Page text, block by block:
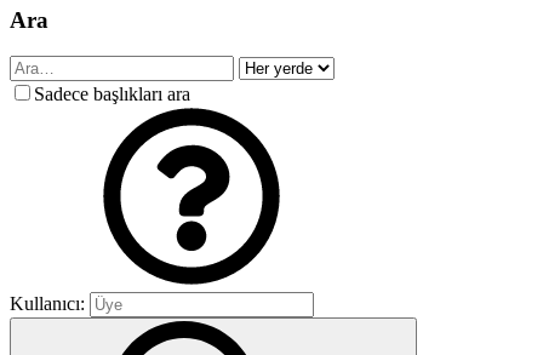
Ara
Sadece başlıkları ara
Kullanıcı: